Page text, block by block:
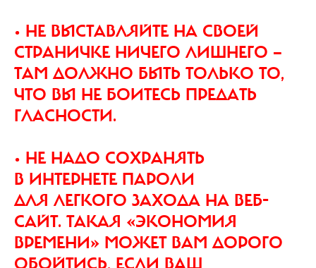
• НЕ ВЫСТАВЛЯЙТЕ НА СВОЕЙ
СТРАНИЧКЕ НИЧЕГО ЛИШНЕГО —
ТАМ ДОЛЖНО БЫТЬ ТОЛЬКО ТО,
ЧТО ВЫ НЕ БОИТЕСЬ ПРЕДАТЬ
ГЛАСНОСТИ.
• НЕ НАДО СОХРАНЯТЬ
В ИНТЕРНЕТЕ ПАРОЛИ
ДЛЯ ЛЕГКОГО ЗАХОДА НА ВЕБ-
САЙТ. ТАКАЯ «ЭКОНОМИЯ
ВРЕМЕНИ» МОЖЕТ ВАМ ДОРОГО
ОБОЙТИСЬ, ЕСЛИ ВАШ